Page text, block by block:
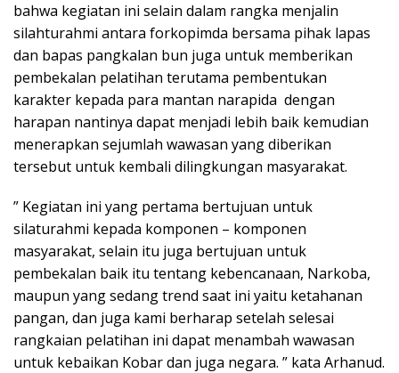
bahwa kegiatan ini selain dalam rangka menjalin
silahturahmi antara forkopimda bersama pihak lapas
dan bapas pangkalan bun juga untuk memberikan
pembekalan pelatihan terutama pembentukan
karakter kepada para mantan narapida dengan
harapan nantinya dapat menjadi lebih baik kemudian
menerapkan sejumlah wawasan yang diberikan
tersebut untuk kembali dilingkungan masyarakat.
” Kegiatan ini yang pertama bertujuan untuk
silaturahmi kepada komponen – komponen
masyarakat, selain itu juga bertujuan untuk
pembekalan baik itu tentang kebencanaan, Narkoba,
maupun yang sedang trend saat ini yaitu ketahanan
pangan, dan juga kami berharap setelah selesai
rangkaian pelatihan ini dapat menambah wawasan
untuk kebaikan Kobar dan juga negara. ” kata Arhanud.